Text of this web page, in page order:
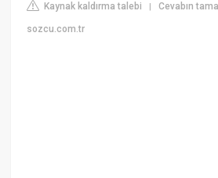
Kaynak kaldırma talebi |Cevabın
sozcu.com.tr